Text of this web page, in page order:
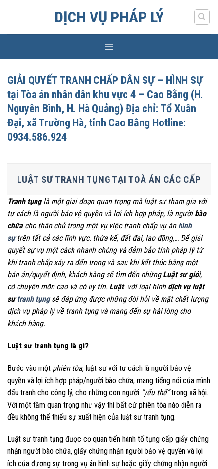
DỊCH VỤ PHÁP LÝ
GIẢI QUYẾT TRANH CHẤP DÂN SỰ – HÌNH SỰ
tại Tòa án nhân dân khu vực 4 – Cao Bằng (H.
Nguyên Bình, H. Hà Quảng) Địa chỉ: Tổ Xuân
Đại, xã Trường Hà, tỉnh Cao Bằng Hotline:
0934.586.924
LUẬT SƯ TRANH TỤNG TẠI TOÀ ÁN CÁC CẤP
Tranh tụnglà một giai đoạn quan trọng mà luật sư tham gia với
tư cách là người bảo vệ quyền và lơi ích hợp pháp, là ngườibào
chữacho thân chủ trong một vụ việc tranh chấp vụ án hình
sựtrên tất cả các lĩnh vực: thừa kế, đất đai, lao động,… Để giải
quyết sự vụ một cách nhanh chóng và đảm bảo tính pháp lý từ
khi tranh chấp xảy ra đến trong và sau khi kết thúc bằng một
bản án/quyết định, khách hàng sẽ tìm đến những Luật sư giỏi,
có chuyên môn cao và có uy tín. Luật với loại hình dịch vụ luật
sưtranh tụngsẽ đáp ứng được những đòi hỏi về mặt chất lượng
dịch vụ pháp lý về tranh tụng và mang đến sự hài lòng cho
khách hàng.
Luật sư tranh tụng là gì?
Bước vào một phiên tòa, luật sư với tư cách là người bảo vệ
quyền và lợi ích hợp pháp/người bào chữa, mang tiếng nói của mình
đấu tranh cho công lý, cho những con người “yếu thế”trong xã hội.
Với một tầm quan trọng như vậy thì bất cứ phiên tòa nào diễn ra
đều không thể thiếu sự xuất hiện của luật sư tranh tụng.
Luật sư tranh tụng được cơ quan tiến hành tố tụng cấp giấy chứng
nhận người bào chữa, giấy chứng nhận người bảo vệ quyền và lợi
ích của đương sự trong vụ án hình sự hoặc giấy chứng nhận người